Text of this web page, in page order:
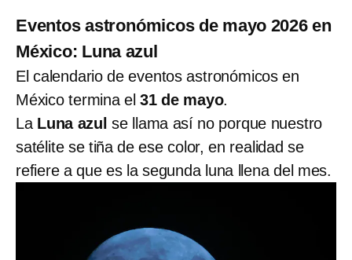
Eventos astronómicos de mayo 2026 en
México: Luna azul
El calendario de eventos astronómicos en
México termina el31 de mayo.
La Luna azul se llama así no porque nuestro
satélite se tiña de ese color, en realidad se
refiere a que es la segunda luna llena del mes.